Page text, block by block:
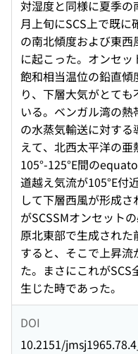
対湿度と同様に夏季
月上旬にSCS上で既
の南北傾度および東
に起こった。オンセ
飽和相当温位の鉛直傾
り、下層大気がとて
いる。ベンガル湾の
の水蒸気輸送に対す
えて、北西太平洋の亜
105°-125°E間の
道越え気流が105°E付
して下層西風が形成
がSCSSMオンセット
原北東部で生成された
すると、そこで上昇
た。まさにこれが
生じた時であった。
DOI
10.2151/